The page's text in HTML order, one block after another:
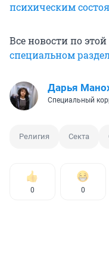
психическим
Все новости по
специальном
Дарья
Специальный
Религия Секта
0 0